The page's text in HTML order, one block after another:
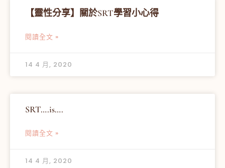
【靈性分享】關於SRT學習小心得
閱讀全文 »
14 4 月, 2020
SRT….is….
閱讀全文 »
14 4 月, 2020